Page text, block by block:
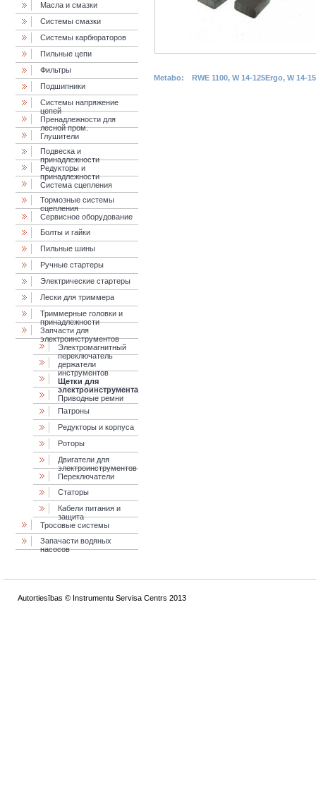
Масла и смазки
Cистемы смазки
Системы карбюраторов
Пильные цепи
Фильтры
Подшипники
Системы напряжение
цепей
Пренадлежности для
лесной пром.
Глушители
Подвеска и
принадлежности
Редукторы и
принадлежности
Система сцепления
Тормозные системы
сцепления
Сервисное оборудование
Болты и гайки
Пильные шины
Ручные стартеры
Электрические стартеры
Лески для триммера
Триммерные головки и
принадлежности
Запчасти для
электроинструментов
Электромагнитный
переключатель
держатели
инструментов
Щетки для
электроинструмента
Приводные ремни
Патроны
Редукторы и корпуса
Роторы
Двигатели для
электроинструментов
Переключатели
Статоры
Кабели питания и
защита
Тросовые системы
Запачасти водяных
насосов
Metabo: RWE 1100, W 14-125Ergo, W 14-
Autortiesības © Instrumentu Servisa Centrs 2013